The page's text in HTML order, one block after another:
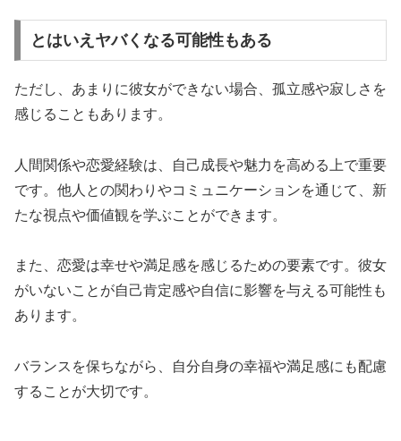
とはいえヤバくなる可能性もある
ただし、あまりに彼女ができない場合、 孤立感や寂しさを
感じる こともあります。
人間関係や恋愛経験は、自己成長や魅力を高める上で重要
です。他人との関わりやコミュニケーションを通じて、新
たな視点や価値観を学ぶことができます。
また、 恋愛は幸せや満足感を感じるための要素です。彼女
がいないことが自己肯定感や自信に影響を与える可能性も
あります。
バランスを保ちながら、自分自身の幸福や満足感にも配慮
することが大切です。